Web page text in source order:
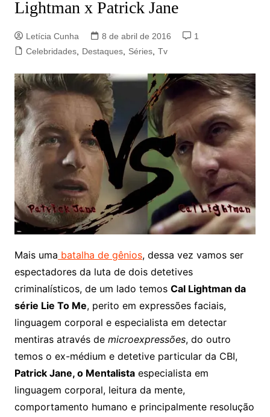
Lightman x Patrick Jane
Letícia Cunha 8 de abril de 2016
1
Celebridades, Destaques, Séries, Tv
Mais uma batalha de gênios, dessa vez vamos ser
espectadores da luta de dois detetives
criminalísticos, de um lado temos Cal Lightman da
série Lie To Me, perito em expressões faciais,
linguagem corporal e especialista em detectar
mentiras através de microexpressões, do outro
temos o ex-médium e detetive particular da CBI,
Patrick Jane, o Mentalistaespecialista em
linguagem corporal, leitura da mente,
comportamento humano e principalmente resolução